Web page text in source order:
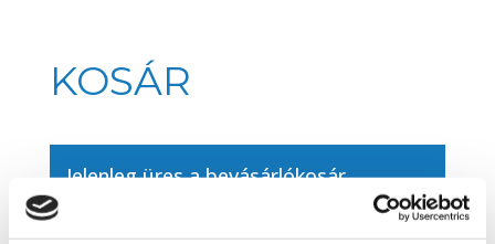
KOSÁR
Jelenleg üres a bevásárlókosár.